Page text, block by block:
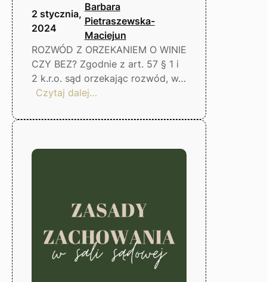
2 stycznia,
2024
Barbara
Pietraszewska-
Maciejun
ROZWÓD Z ORZEKANIEM O WINIE
CZY BEZ? Zgodnie z art. 57 § 1 i
2 k.r.o. sąd orzekając rozwód, w…
Czytaj dalej…
i
dalej?